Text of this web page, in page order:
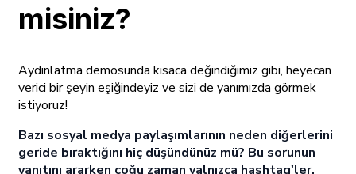
misiniz?
Aydınlatma demosunda kısaca değindiğimiz gibi, heyecan
verici bir şeyin eşiğindeyiz ve sizi de yanımızda görmek
istiyoruz!
Bazı sosyal medya paylaşımlarının neden diğerlerini
geride bıraktığını hiç düşündünüz mü? Bu sorunun
yanıtını ararken çoğu zaman yalnızca hashtag'ler,